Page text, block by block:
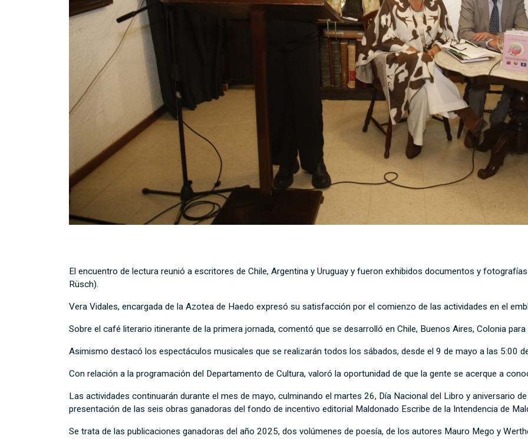
El encuentro de lectura reunió a escritores de Chile, Argentina y Uruguay y fueron exhibidos documentos y
Rüsch).
Vera Vidales, encargada de la Azotea de Haedo expresó su satisfacción por el comienzo de las actividades en el
Sobre el café literario itinerante de la primera jornada, comentó que se desarrolló en Chile, Buenos Aires, Colonia para
Asimismo destacó los espectáculos musicales que se realizarán todos los sábados, desde el 9 de mayo a las 5:00
Con relación a la programación del Departamento de Cultura, valoró la oportunidad de que la gente se acerque a
Las actividades continuarán durante el mes de mayo, culminando el martes 26, Día Nacional del Libro y aniversario
presentación de las seis obras ganadoras del fondo de incentivo editorial Maldonado Escribe de la Intendencia de
Se trata de las publicaciones ganadoras del año 2025, dos volúmenes de poesía, de los autores Mauro Mego y